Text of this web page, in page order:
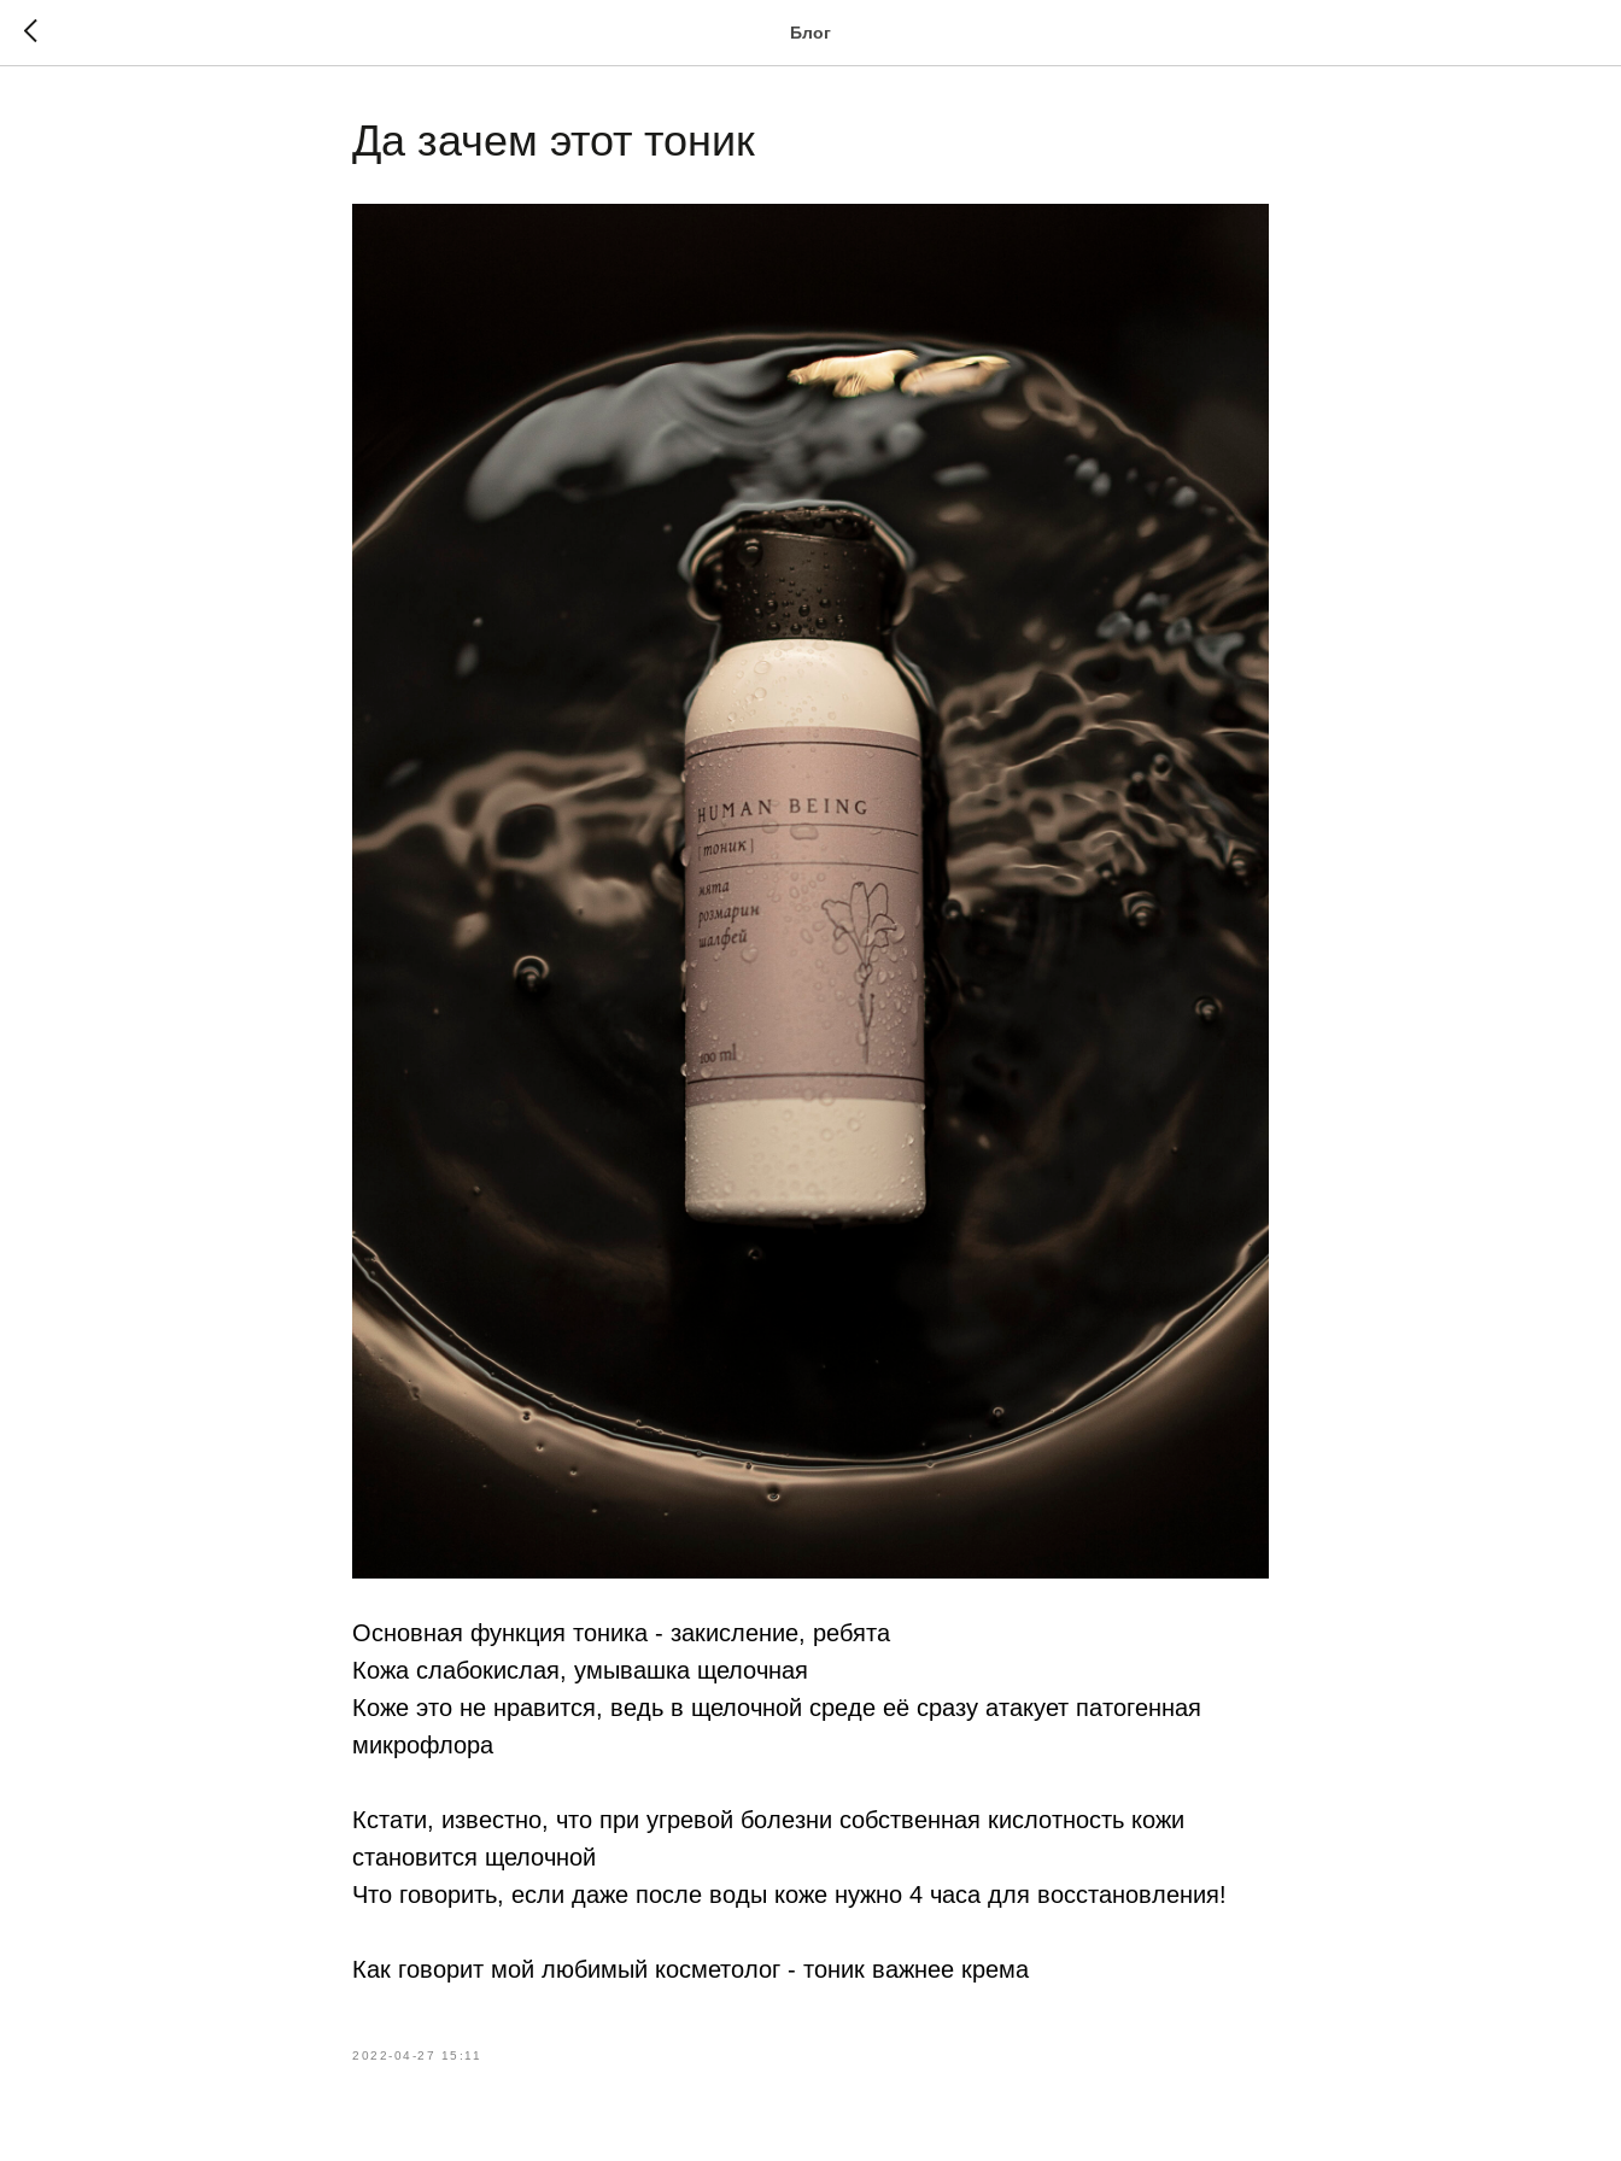
Блог
Да зачем этот тоник
Основная функция тоника - закисление, ребята
Кожа слабокислая, умывашка щелочная
Коже это не нравится, ведь в щелочной среде её сразу атакует патогенная
микрофлора
Кстати, известно, что при угревой болезни собственная кислотность кожи
становится щелочной
Что говорить, если даже после воды коже нужно 4 часа для восстановления!
Как говорит мой любимый косметолог - тоник важнее крема
2022-04-27 15:11